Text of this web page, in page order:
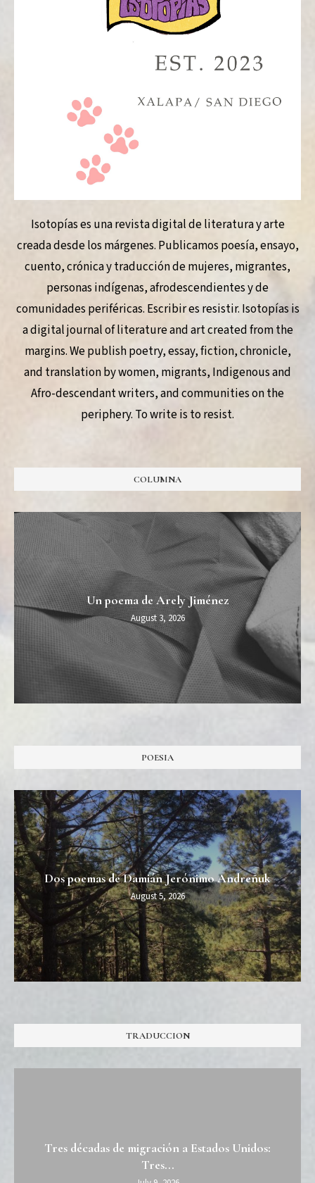
Isotopías es una revista digital de literatura y arte
creada desde los márgenes. Publicamos poesía, ensayo,
cuento, crónica y traducción de mujeres, migrantes,
personas indígenas, afrodescendientes y de
comunidades periféricas. Escribir es resistir. Isotopías is
a digital journal of literature and art created from the
margins. We publish poetry, essay, fiction, chronicle,
and translation by women, migrants, Indigenous and
Afro-descendant writers, and communities on the
periphery. To write is to resist.
COLUMNA
Un poema de Arely Jiménez
August 3, 2026
POESIA
Dos poemas de Damián Jerónimo Andreñuk
August 5, 2026
TRADUCCION
Tres décadas de migración a Estados Unidos:
Tres...